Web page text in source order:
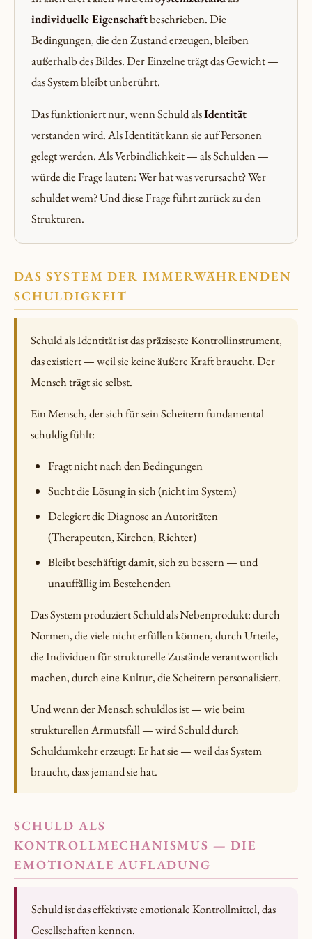
individuelle Eigenschaftbeschrieben. Die
Bedingungen, die den Zustand erzeugen, bleiben
außerhalb des Bildes. Der Einzelne trägt das Gewicht —
das System bleibt unberührt.
Das funktioniert nur, wenn Schuld alsIdentität
verstanden wird. Als Identität kann sie auf Personen
gelegt werden. Als Verbindlichkeit — als Schulden —
würde die Frage lauten: Wer hat was verursacht? Wer
schuldet wem? Und diese Frage führt zurück zu den
Strukturen.
DAS SYSTEM DER IMMERWÄHRENDEN
SCHULDIGKEIT
Schuld als Identität ist das präziseste Kontrollinstrument,
das existiert — weil sie keine äußere Kraft braucht. Der
Mensch trägt sie selbst.
Ein Mensch, der sich für sein Scheitern fundamental
schuldig fühlt:
Fragt nicht nach den Bedingungen
Sucht die Lösung in sich (nicht im System)
Delegiert die Diagnose an Autoritäten
(Therapeuten, Kirchen, Richter)
Bleibt beschäftigt damit, sich zu bessern — und
unauffällig im Bestehenden
Das System produziert Schuld als Nebenprodukt: durch
Normen, die viele nicht erfüllen können, durch Urteile,
die Individuen für strukturelle Zustände verantwortlich
machen, durch eine Kultur, die Scheitern personalisiert.
Und wenn der Mensch schuldlos ist — wie beim
strukturellen Armutsfall — wird Schuld durch
Schuldumkehr erzeugt: Er hat sie — weil das System
braucht, dass jemand sie hat.
SCHULD ALS
KONTROLLMECHANISMUS — DIE
EMOTIONALE AUFLADUNG
Schuld ist das effektivste emotionale Kontrollmittel, das
Gesellschaften kennen.